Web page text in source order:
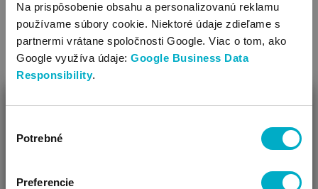
Na prispôsobenie obsahu a personalizovanú reklamu
používame súbory cookie. Niektoré údaje zdieľame s
partnermi vrátane spoločnosti Google. Viac o tom, ako
Google využíva údaje: Google Business Data
Responsibility.
súhlasu
Potrebné
Preferencie